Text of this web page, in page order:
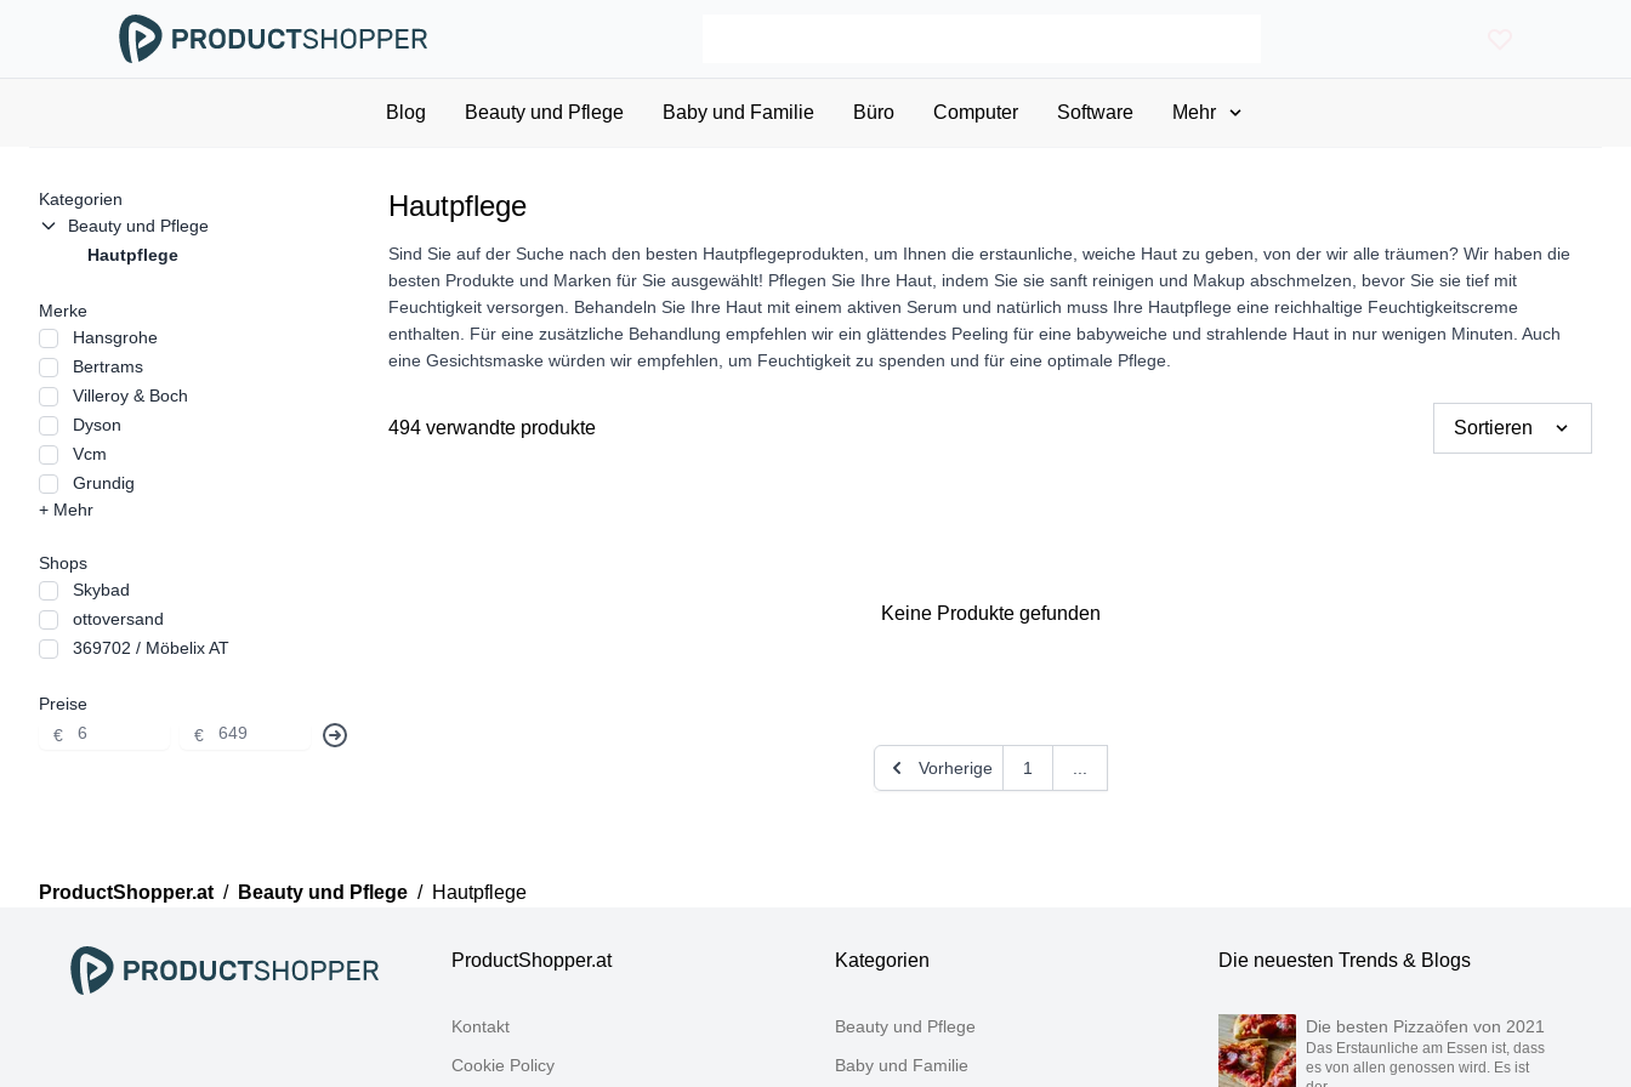
Blog Beauty und Pflege Baby und Familie Büro Computer Software Mehr
Kategorien
Beauty und Pflege
Hautpflege
Merke
Hansgrohe
Bertrams
Villeroy & Boch
Dyson
Vcm
Grundig
+ Mehr
Shops
Skybad
ottoversand
369702 / Möbelix AT
Preise
€
€
Hautpflege
Sind Sie auf der Suche nach den besten Hautpflegeprodukten, um Ihnen die erstaunliche, weiche Haut zu geben, von der wir alle träumen? Wir haben die
besten Produkte und Marken für Sie ausgewählt! Pflegen Sie Ihre Haut, indem Sie sie sanft reinigen und Makup abschmelzen, bevor Sie sie tief mit
Feuchtigkeit versorgen. Behandeln Sie Ihre Haut mit einem aktiven Serum und natürlich muss Ihre Hautpflege eine reichhaltige Feuchtigkeitscreme
enthalten. Für eine zusätzliche Behandlung empfehlen wir ein glättendes Peeling für eine babyweiche und strahlende Haut in nur wenigen Minuten. Auch
eine Gesichtsmaske würden wir empfehlen, um Feuchtigkeit zu spenden und für eine optimale Pflege.
494 verwandte produkte Sortieren
Keine Produkte gefunden
Vorherige 1
ProductShopper.at / Beauty und Pflege / Hautpflege
ProductShopper.at
Kontakt
Cookie Policy
Kategorien
Beauty und Pflege
Baby und Familie
Die neuesten Trends & Blogs
Die besten Pizzaöfen von 2021
Das Erstaunliche am Essen ist, dass
es von allen genossen wird. Es ist